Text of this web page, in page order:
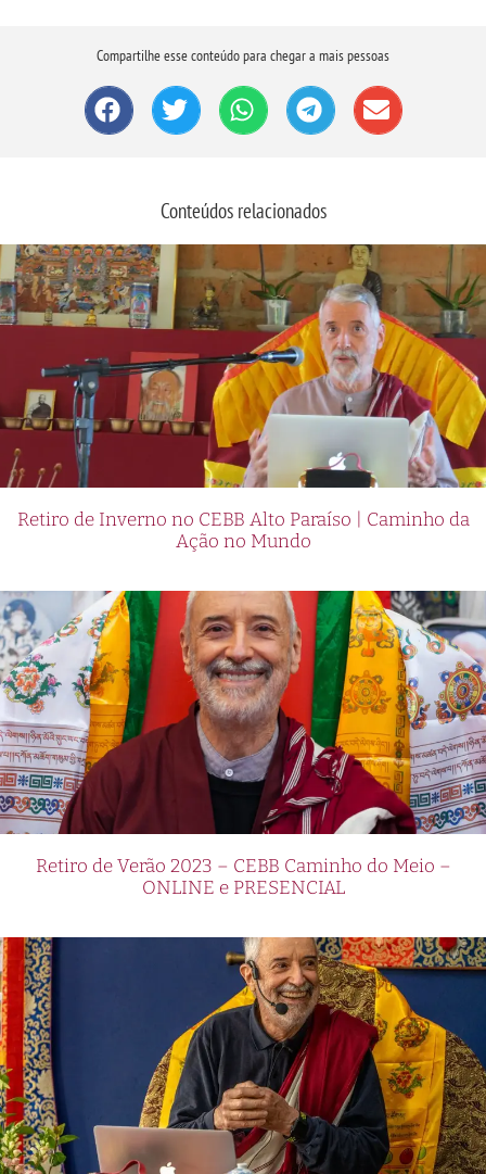
Compartilhe esse conteúdo para chegar a mais pessoas
Conteúdos relacionados
Retiro de Inverno no CEBB Alto Paraíso | Caminho da
Ação no Mundo
Retiro de Verão 2023 – CEBB Caminho do Meio –
ONLINE e PRESENCIAL